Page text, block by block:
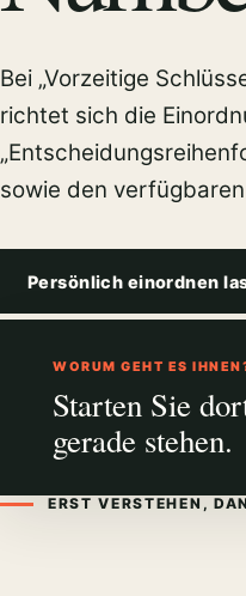
Bei „Vorzeitige
richtet sich die
sowie den
Persönlich einordnen
F E
Persönlich
WORUM GEHT ES
Starten Sie
gerade stehen.
ERST VERSTEHEN,